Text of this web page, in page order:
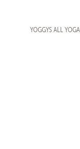
YOGGYS ALL